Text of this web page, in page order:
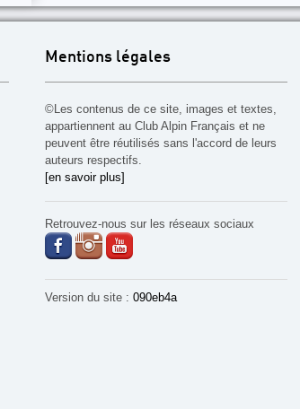
Mentions légales
©Les contenus de ce site, images et textes,
appartiennent au Club Alpin Français et ne
peuvent être réutilisés sans l'accord de leurs
auteurs respectifs.
[en savoir plus]
Retrouvez-nous sur les réseaux sociaux
Version du site : 090eb4a